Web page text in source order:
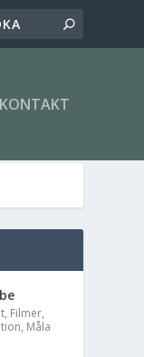
KONTAKT
, Filmer,
, Måla